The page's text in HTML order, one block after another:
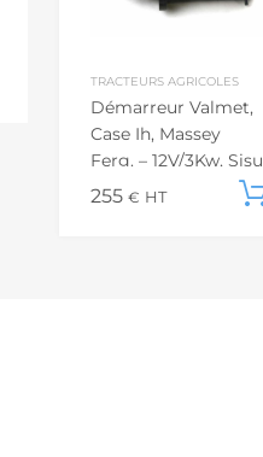
TRACTEURS AGRICOLES
Démarreur Valmet,
Case Ih, Massey
Ferg. – 12V/3Kw, Sisu
10 Dents
255 € HT